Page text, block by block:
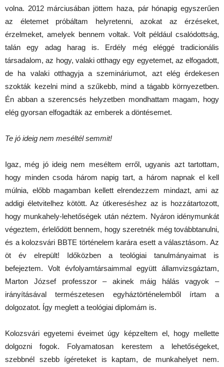
volna. 2012 márciusában jöttem haza, pár hónapig egyszerűen
az életemet próbáltam helyretenni, azokat az érzéseket,
érzelmeket, amelyek bennem voltak. Volt például csalódottság,
talán egy adag harag is. Erdély még eléggé tradicionális
társadalom, az hogy, valaki otthagy egy egyetemet, az elfogadott,
de ha valaki otthagyja a szemináriumot, azt elég érdekesen
szokták kezelni mind a szűkebb, mind a tágabb környezetben.
Én abban a szerencsés helyzetben mondhattam magam, hogy
elég gyorsan elfogadták az emberek a döntésemet.
Te jó ideig nem meséltél semmit!
Igaz, még jó ideig nem meséltem erről, ugyanis azt tartottam,
hogy minden csoda három napig tart, a három napnak el kell
múlnia, előbb magamban kellett elrendezzem mindazt, ami az
addigi életvitelhez kötött. Az útkereséshez az is hozzátartozott,
hogy munkahely-lehetőségek után néztem. Nyáron idénymunkát
végeztem, érlelődött bennem, hogy szeretnék még továbbtanulni,
és a kolozsvári BBTE történelem karára esett a választásom. Az
öt év elrepült! Időközben a teológiai tanulmányaimat is
befejeztem. Volt évfolyamtársaimmal együtt államvizsgáztam,
Marton József professzor – akinek máig hálás vagyok –
irányításával természetesen egyháztörténelemből írtam a
dolgozatot. Így meglett a teológiai diplomám is.
Kolozsvári egyetemi éveimet úgy képzeltem el, hogy mellette
dolgozni fogok. Folyamatosan kerestem a lehetőségeket,
szebbnél szebb ígéreteket is kaptam, de munkahelyet nem.